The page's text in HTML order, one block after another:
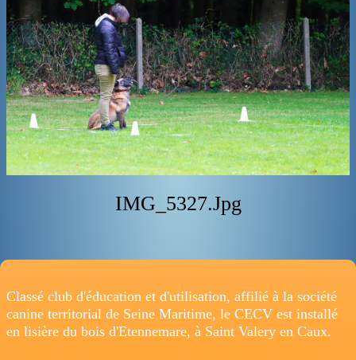
ADRESSE
IMG_5327.jpg
Classé club d'éducation et d'utilisation, affilié à la société
canine territorial de Seine Maritime, le CECV est installé
en lisière du bois d'Etennemare, à Saint Valery en Caux.